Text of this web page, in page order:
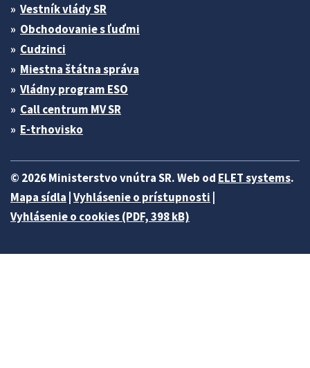
Vestník vlády SR
Obchodovanie s ľuďmi
Cudzinci
Miestna štátna správa
Vládny program ESO
Call centrum MV SR
E-trhovisko
© 2026 Ministerstvo vnútra SR. Web od ELET systems.
Mapa sídla Vyhlásenie o prístupnosti
Vyhlásenie o cookies (PDF, 398 kB)